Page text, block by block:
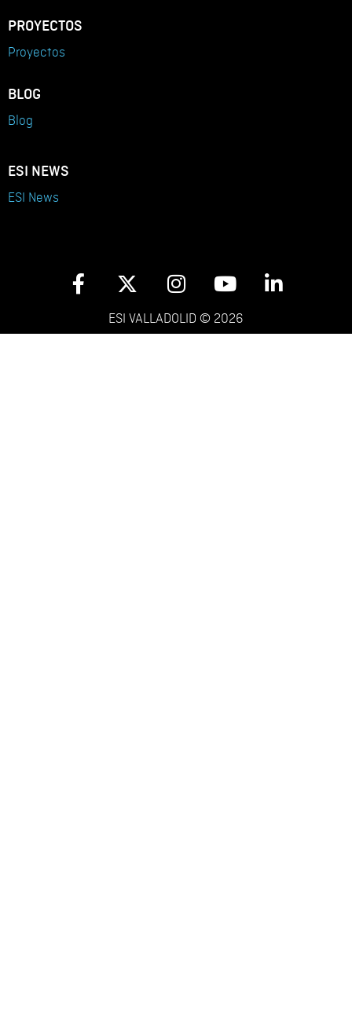
PROYECTOS
Proyectos
BLOG
Blog
ESI NEWS
ESI News
ESI VALLADOLID © 2026